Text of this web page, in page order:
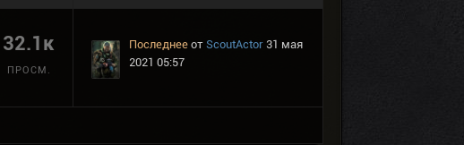
32.1к
ПРОСМ.
Последнее от ScoutActor 31 мая
2021 05:57